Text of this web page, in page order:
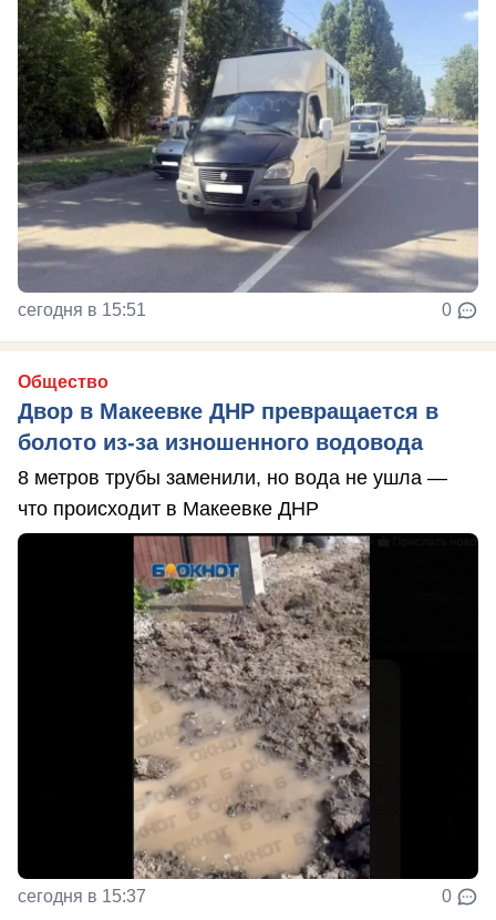
сегодня в 15:51 0
Общество
Двор в Макеевке ДНР превращается в
болото из-за изношенного водовода
8 метров трубы заменили, но вода не ушла —
что происходит в Макеевке ДНР
сегодня в 15:37 0